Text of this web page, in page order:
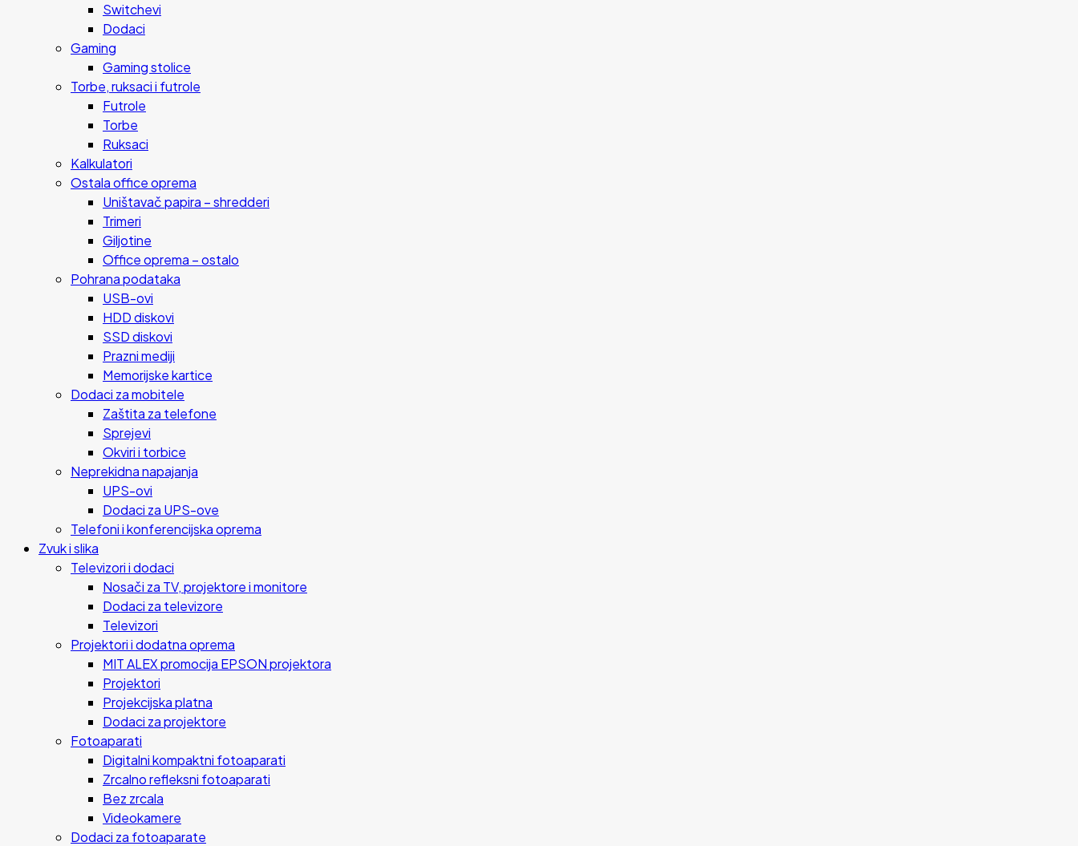
Switchevi
Dodaci
Gaming
Gaming stolice
Torbe, ruksaci i futrole
Futrole
Torbe
Ruksaci
Kalkulatori
Ostala office oprema
Uništavač papira – shredderi
Trimeri
Giljotine
Office oprema – ostalo
Pohrana podataka
USB-ovi
HDD diskovi
SSD diskovi
Prazni mediji
Memorijske kartice
Dodaci za mobitele
Zaštita za telefone
Sprejevi
Okviri i torbice
Neprekidna napajanja
UPS-ovi
Dodaci za UPS-ove
Telefoni i konferencijska oprema
Zvuk i slika
Televizori i dodaci
Nosači za TV, projektore i monitore
Dodaci za televizore
Televizori
Projektori i dodatna oprema
MIT ALEX promocija EPSON projektora
Projektori
Projekcijska platna
Dodaci za projektore
Fotoaparati
Digitalni kompaktni fotoaparati
Zrcalno refleksni fotoaparati
Bez zrcala
Videokamere
Dodaci za fotoaparate